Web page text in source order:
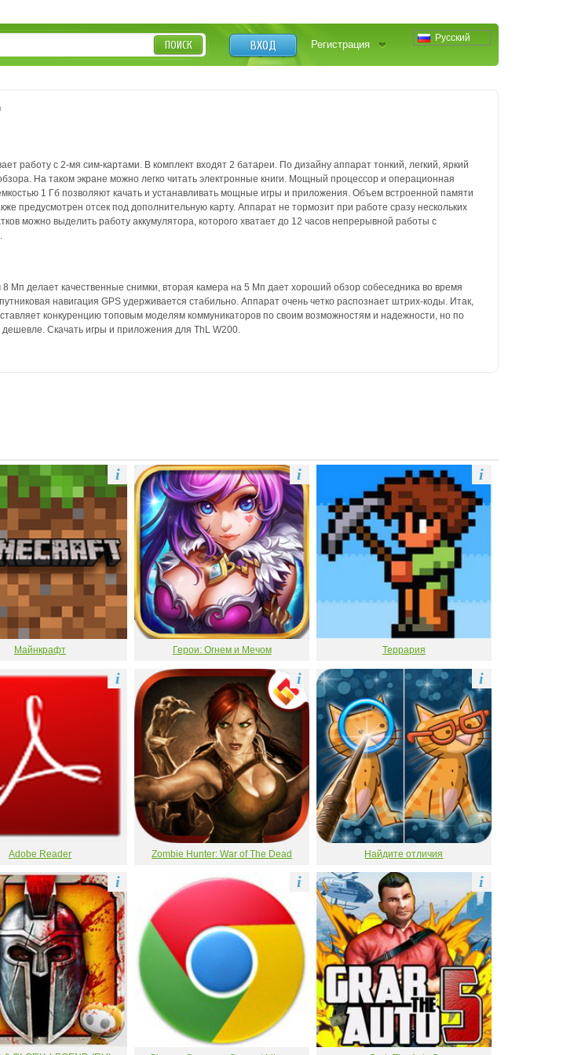
Русский
ВХОД Регистрация
ПОИСК
работу с 2-мя сим-картами. В комплект входят 2 батареи. По дизайну аппарат тонкий, легкий, яркий
На таком экране можно легко читать электронные книги. Мощный процессор и операционная
1 Гб позволяют качать и устанавливать мощные игры и приложения. Объем встроенной памяти
предусмотрен отсек под дополнительную карту. Аппарат не тормозит при работе сразу нескольких
можно выделить работу аккумулятора, которого хватает до 12 часов непрерывной работы с
Мп делает качественные снимки, вторая камера на 5 Мп дает хороший обзор собеседника во время
навигация GPS удерживается стабильно. Аппарат очень четко распознает штрих-коды. Итак,
конкуренцию топовым моделям коммуникаторов по своим возможностям и надежности, но по
дешевле. Скачать игры и приложения для ThL W200.
Майнкрафт
i
Герои: Огнем и Мечом
i
Террария
i
Adobe Reader
i
Zombie Hunter: War of The Dead
i
Найдите отличия
i
i i i